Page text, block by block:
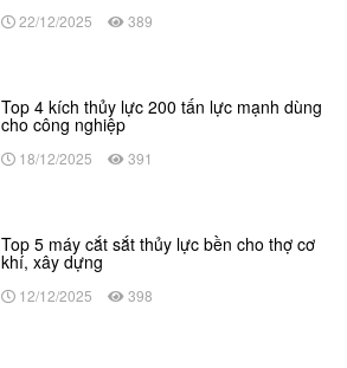
22/12/2025 389
Top 4 kích thủy lực 200 tấn lực mạnh dùng
cho công nghiệp
18/12/2025 391
Top 5 máy cắt sắt thủy lực bền cho thợ cơ
khí, xây dựng
12/12/2025 398